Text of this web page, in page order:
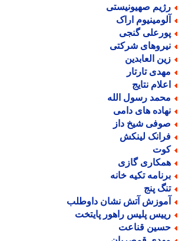
صهیونیستی
اراک
گنجی
شرکتی
العابدین
تارتار
نتایج
رسول الله
های دامی
شیخ داز
لینکش
گازی
تکیه خانه
پنج
آتش نشان داوطلب
پلیس راهور پایتخت
قناعت